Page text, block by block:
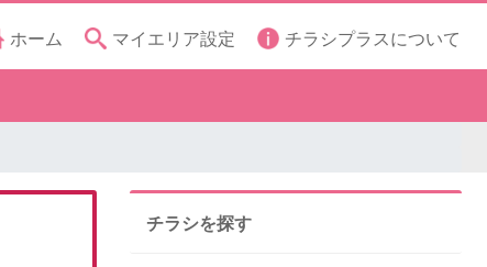
ホーム マイエリア設定 チラシプラスについて
チラシを探す